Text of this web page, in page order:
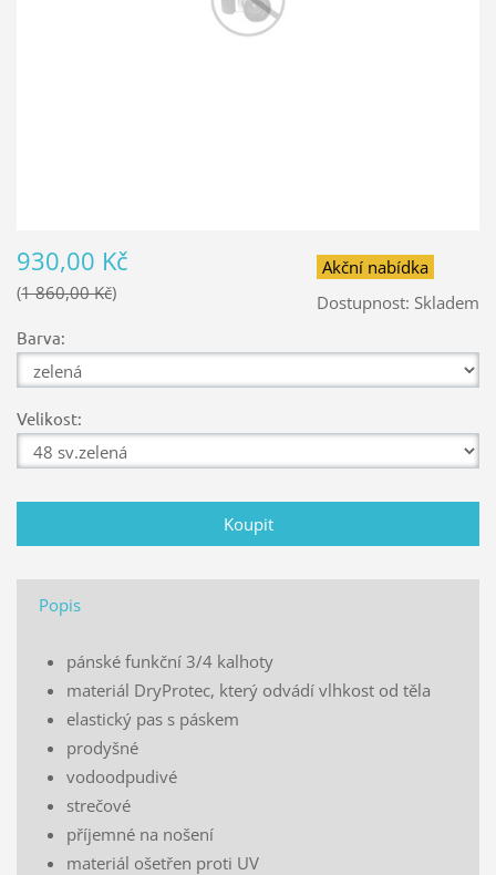
Akční nabídka
Dostupnost: Skladem
930,00 Kč
1 860,00 Kč
Barva:
Velikost:
Popis
pánské funkční 3/4 kalhoty
materiál DryProtec, který odvádí vlhkost od těla
elastický pas s páskem
prodyšné
vodoodpudivé
strečové
příjemné na nošení
materiál ošetřen proti UV